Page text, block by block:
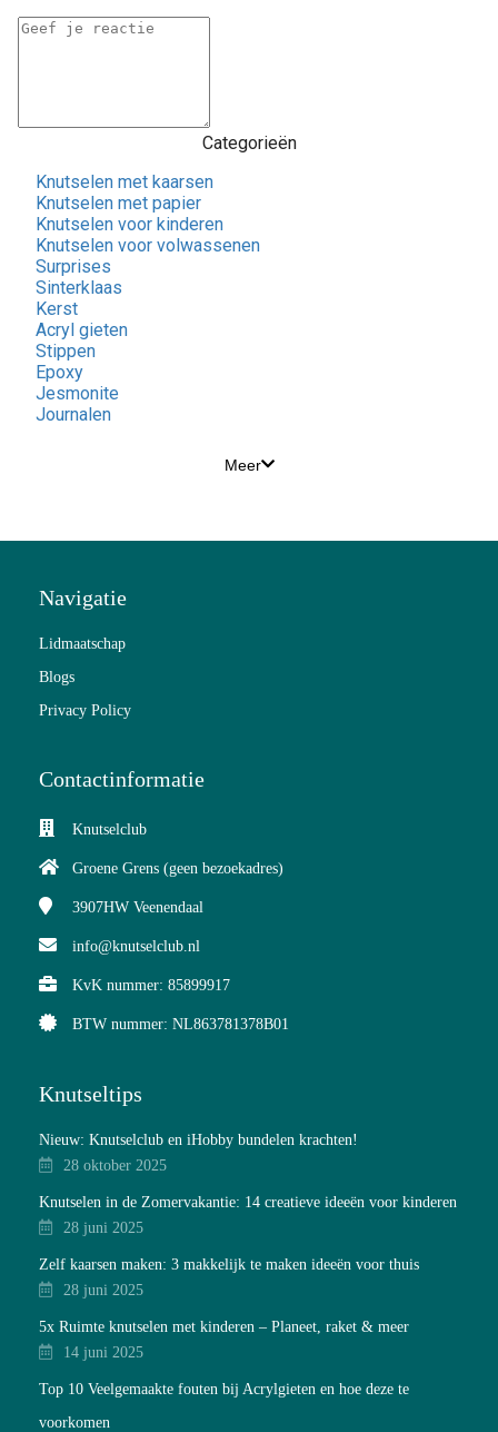
Categorieën
Knutselen met kaarsen
Knutselen met papier
Knutselen voor kinderen
Knutselen voor volwassenen
Surprises
Sinterklaas
Kerst
Acryl gieten
Stippen
Epoxy
Jesmonite
Journalen
Meer
Navigatie
Lidmaatschap
Blogs
Privacy Policy
Contactinformatie
Knutselclub
Groene Grens (geen bezoekadres)
3907HW Veenendaal
info@knutselclub.nl
KvK nummer: 85899917
BTW nummer: NL863781378B01
Knutseltips
Nieuw: Knutselclub en iHobby bundelen krachten!
28 oktober 2025
Knutselen in de Zomervakantie: 14 creatieve ideeën voor kinderen
28 juni 2025
Zelf kaarsen maken: 3 makkelijk te maken ideeën voor thuis
28 juni 2025
5x Ruimte knutselen met kinderen – Planeet, raket & meer
14 juni 2025
Top 10 Veelgemaakte fouten bij Acrylgieten en hoe deze te
voorkomen